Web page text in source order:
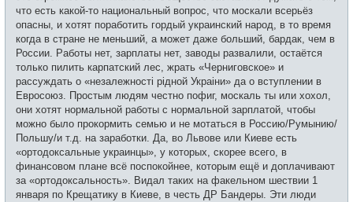
что есть какой-то национальный вопрос, что москали всерьёз
опасны, и хотят поработить гордый украинский народ, в то время
когда в стране не меньший, а может даже больший, бардак, чем в
России. Работы нет, зарплаты нет, заводы развалили, остаётся
только пилить карпатский лес, жрать «Черниговское» и
рассуждать о «незалежностi рідной Украiни» да о вступлении в
Евросоюз. Простым людям честно пофиг, москаль ты или хохол,
они хотят нормальной работы с нормальной зарплатой, чтобы
можно было прокормить семью и не мотаться в Россию/Румынию/
Польшу/и т.д. на заработки. Да, во Львове или Киеве есть
«ортодоксальные украинцы», у которых, скорее всего, в
финансовом плане всё поспокойнее, которым ещё и доплачивают
за «ортодоксальность». Видал таких на факельном шествии 1
января по Крещатику в Киеве, в честь ДР Бандеры. Эти люди